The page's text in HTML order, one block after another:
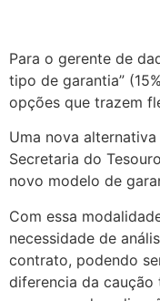
Para o gerente de
tipo de garantia”
opções que trazem
Uma nova
Secretaria do
novo modelo de
Com essa
necessidade de
contrato, podendo
diferencia da